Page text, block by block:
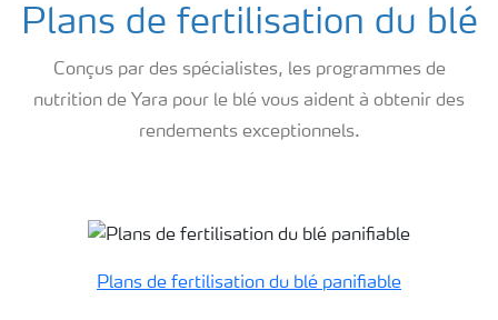
Plans de fertilisation du blé
Conçus par des spécialistes, les programmes de
nutrition de Yara pour le blé vous aident à obtenir des
rendements exceptionnels.
Plans de fertilisation Blé
Plans de fertilisation du blé panifiable